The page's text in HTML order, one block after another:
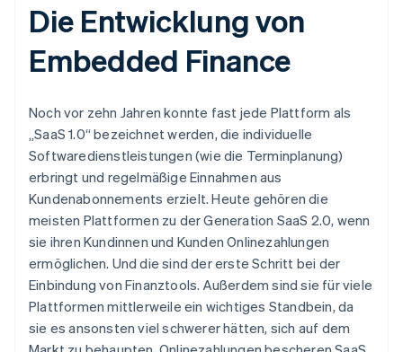
Die Entwicklung von
Embedded Finance
Noch vor zehn Jahren konnte fast jede Plattform als
„SaaS 1.0“ bezeichnet werden, die individuelle
Softwaredienstleistungen (wie die Terminplanung)
erbringt und regelmäßige Einnahmen aus
Kundenabonnements erzielt. Heute gehören die
meisten Plattformen zu der Generation SaaS 2.0, wenn
sie ihren Kundinnen und Kunden Onlinezahlungen
ermöglichen. Und die sind der erste Schritt bei der
Einbindung von Finanztools. Außerdem sind sie für viele
Plattformen mittlerweile ein wichtiges Standbein, da
sie es ansonsten viel schwerer hätten, sich auf dem